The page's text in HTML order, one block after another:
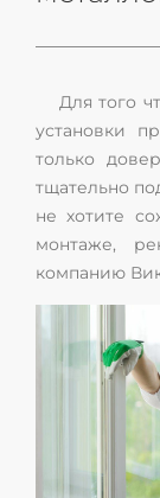
Для того
установки
только
тщательно
не хотите
монтаже,
компанию